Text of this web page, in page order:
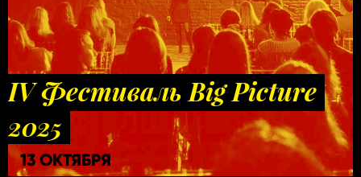
IV Фестиваль Big Picture
2025
13 ОКТЯБРЯ